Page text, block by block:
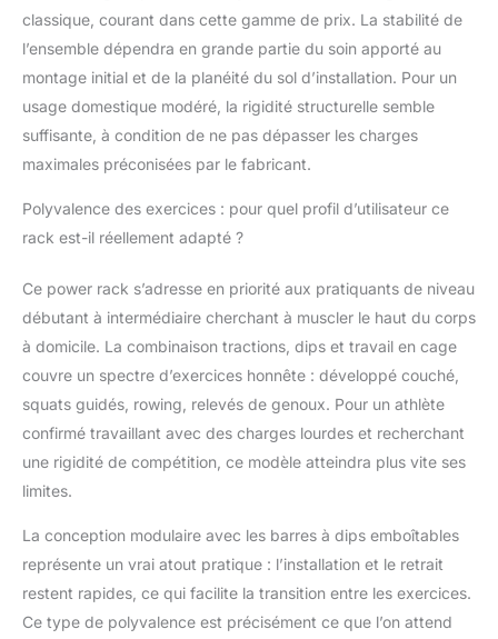
ET TRACTIONS : RENFORCEZ CHAQUE
MUSCLE: Ajoutez des exercices variés
avec les barres pour dips et barres de
traction. Que vous visiez les tractions
musculation ou le renforcement des
est conçu pour répondre à vos objectifs
fitness. Son design robuste en tube d’acier
entraînements les plus intensifs.
ASSEMBLAGE FACILE ET STABILITÉ
musculation multifonction sans difficulté
grâce à ses instructions claires. La
parfaite, essentielle pour travailler vos
tractions, dips et exercices de musculation
femme et homme. Transformez votre
maison en home gym avec ce matériel
classique, courant dans cette gamme de prix. La stabilité de
l’ensemble dépendra en grande partie du soin apporté au
montage initial et de la planéité du sol d’installation. Pour un
usage domestique modéré, la rigidité structurelle semble
suffisante, à condition de ne pas dépasser les charges
maximales préconisées par le fabricant.
Polyvalence des exercices : pour quel profil d’utilisateur ce
rack est-il réellement adapté ?
Ce power rack s’adresse en priorité aux pratiquants de niveau
débutant à intermédiaire cherchant à muscler le haut du corps
à domicile. La combinaison tractions, dips et travail en cage
couvre un spectre d’exercices honnête : développé couché,
squats guidés, rowing, relevés de genoux. Pour un athlète
confirmé travaillant avec des charges lourdes et recherchant
une rigidité de compétition, ce modèle atteindra plus vite ses
limites.
La conception modulaire avec les barres à dips emboîtables
représente un vrai atout pratique : l’installation et le retrait
restent rapides, ce qui facilite la transition entre les exercices.
Ce type de polyvalence est précisément ce que l’on attend